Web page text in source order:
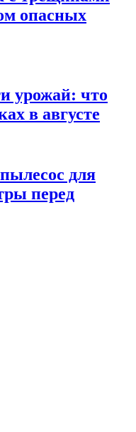
опасных
урожай: что
в августе
для
перед